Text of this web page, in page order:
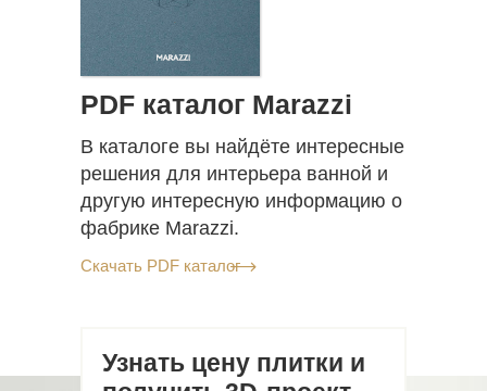
Скачать PDF каталог
В каталоге вы найдёте интересные
решения для интерьера ванной и
другую интересную информацию о
фабрике Marazzi.
PDF каталог Marazzi
Узнать цену плитки и